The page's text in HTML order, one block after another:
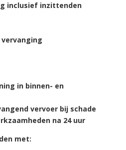
inclusief inzittenden
in binnen- en
vervoer bij schade
na 24 uur
met: